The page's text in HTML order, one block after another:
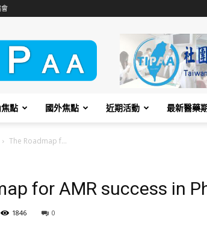
TIPAA
點 國外焦點 近期活動 最新醫藥
The Roadmap f...
for AMR success in
1846 0